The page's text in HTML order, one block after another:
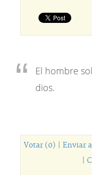
El hombre
dios.
Votar (0) Enviar